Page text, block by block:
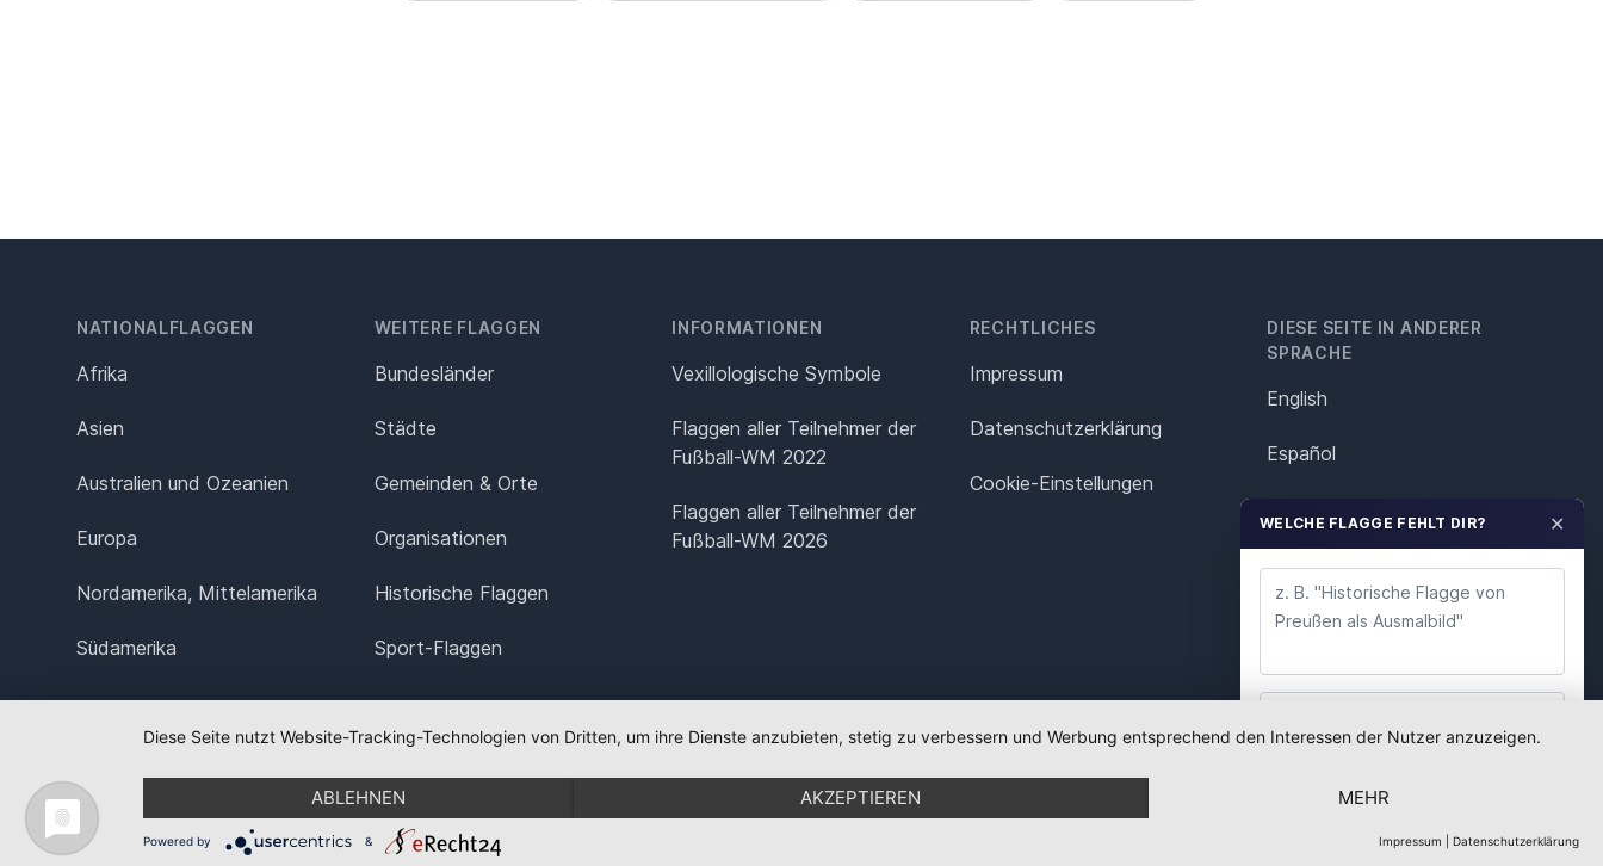
NATIONALFLAGGEN
Afrika
Asien
Australien und Ozeanien
Europa
Nordamerika, Mittelamerika
Südamerika
WEITERE FLAGGEN
Bundesländer
Städte
Gemeinden & Orte
Organisationen
Historische Flaggen
Sport-Flaggen
INFORMATIONEN
Vexillologische Symbole
Flaggen aller Teilnehmer der
Fußball-WM 2022
Flaggen aller Teilnehmer der
Fußball-WM 2026
RECHTLICHES
Impressum
Datenschutz­erklärung
Cookie-Einstellungen
DIESE SEITE IN ANDERER
SPRACHE
English
Español
Italiano
Polska
Português
Nederlands
WELCHE FLAGGE FEHLT DIR? ✕
Diese Seite nutzt Website-Tracking-Technologien von Dritten, um ihre Dienste anzubieten, stetig zu verbessern und Werbung entsprechend den Interessen der Nutzer anzuzeigen.
ABLEHNEN AKZEPTIEREN MEHR
Powered by & Impressum Datenschutzerklärung